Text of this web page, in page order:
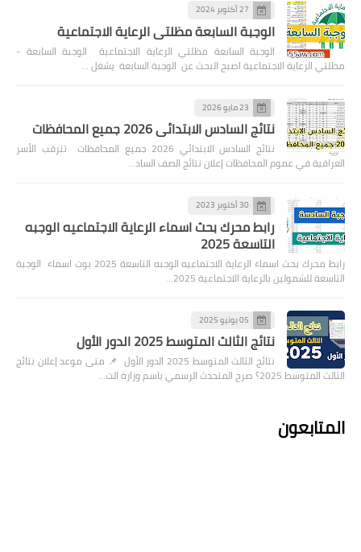
27 أكتوبر 2024
الوجبة السابعة مظلتي الرعاية الاجتماعية
الوجبة السابعة مظلتي الرعاية الاجتماعية الوجبة السابعة -
مظلتي الرعاية الاجتماعية اصبح البحث عن الوجبة السابعة يشغل …
23 مايو 2026
نتائج السادس الابتدائي 2026 جميع المحافظات
نتائج السادس الابتدائي 2026 جميع المحافظات تترقب الأسر
العراقية في عموم المحافظات إعلان نتائج الصف الساد…
30 أكتوبر 2023
رابط محرك بحث اسماء الرعاية الاجتماعيه الوجبه
التاسعة 2025
رابط محرك بحث اسماء الرعاية الاجتماعيه الوجبه التاسعة 2025 بوت اسماء الوجبة
التاسعة للشمولين بالرعاية الاجتماعية 2025…
05 يونيو 2025
نتائج الثالث المتوسط 2025 الدور الأول
نتائج الثالث المتوسط 2025 الدور الأول 📌 متى موعد إعلان نتائج
الثالث المتوسط 2025؟ صرح المتحدث الرسمي باسم وزارة الت…
المتابعون